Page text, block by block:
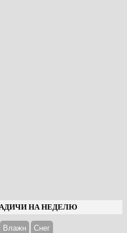
НА НЕДЕЛЮ
Влажн Cнег